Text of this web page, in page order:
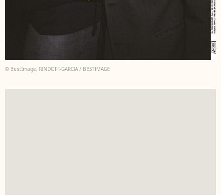
© BestImage, RINDOFF-GARCIA / BESTIMAGE